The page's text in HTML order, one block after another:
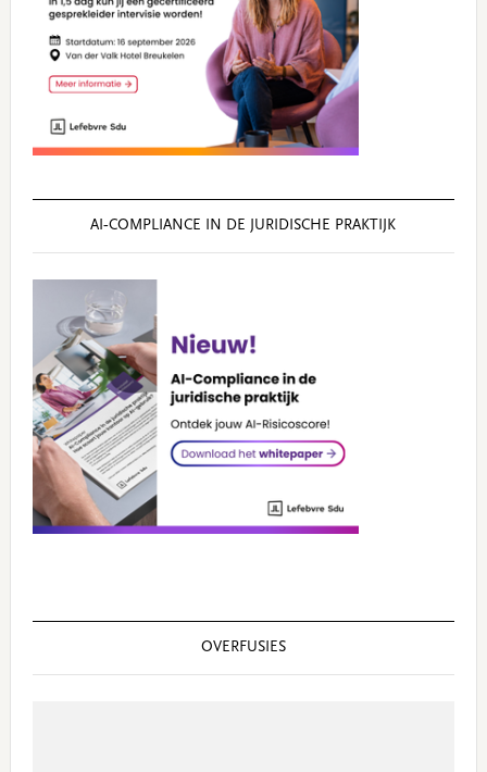
AI‑COMPLIANCE IN DE JURIDISCHE PRAKTIJK
OVERFUSIES